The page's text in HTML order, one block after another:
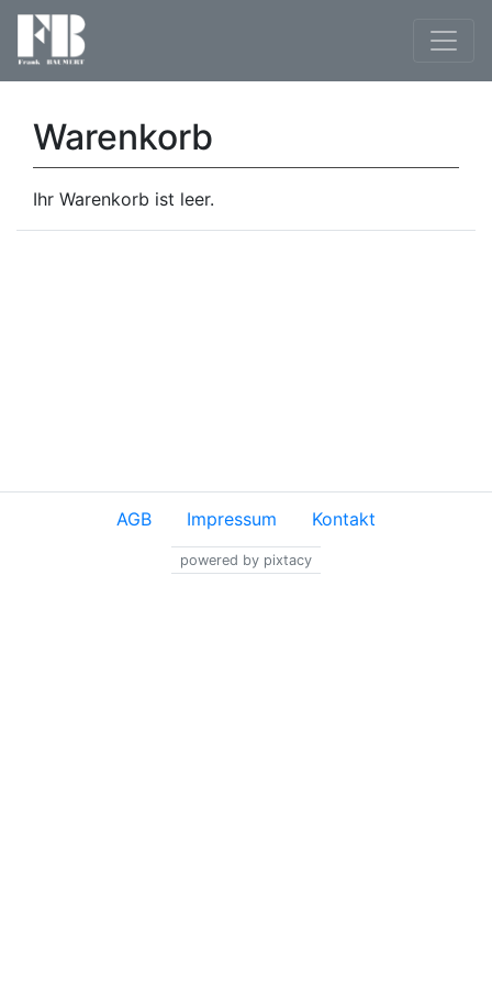
Warenkorb
Ihr Warenkorb ist leer.
AGB Impressum Kontakt
powered by pixtacy